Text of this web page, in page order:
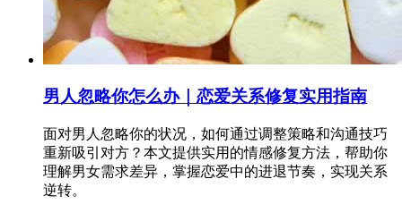
男人忽略你怎么办｜恋爱关系修复实用指南
面对男人忽略你的状况，如何通过调整策略和沟通技巧
重新吸引对方？本文提供实用的情感修复方法，帮助你
理解男女需求差异，掌握恋爱中的进退节奏，实现关系
逆转。